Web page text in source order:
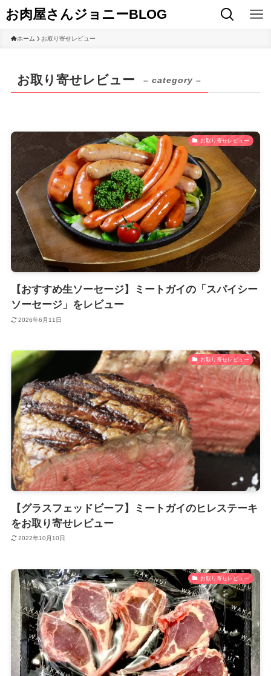
お肉屋さんジョニーBLOG
ホーム お取り寄せレビュー
お取り寄せレビュー – category –
お取り寄せレビュー
【おすすめ生ソーセージ】ミートガイの「スパイシー
ソーセージ」をレビュー
2026年6月11日
お取り寄せレビュー
【グラスフェッドビーフ】ミートガイのヒレステーキ
をお取り寄せレビュー
2022年10月10日
お取り寄せレビュー